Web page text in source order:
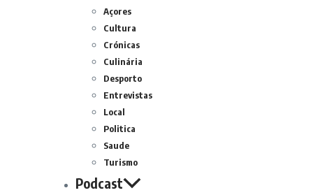
Açores
Cultura
Crónicas
Culinária
Desporto
Entrevistas
Local
Politica
Saude
Turismo
Podcast